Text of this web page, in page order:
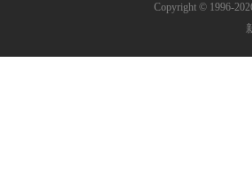
Copyright © 1996-